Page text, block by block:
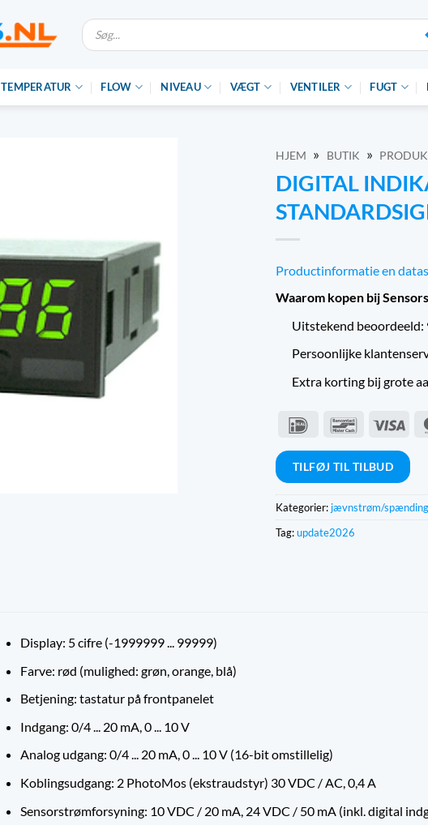
Søgning
efter
produkter
TEMPERATUR FLOW NIVEAU VÆGT VENTILER FUGT
HJEM » BUTIK »
DIGITAL
Productinformatie en
Waarom kopen bij
Uitstekend beoordeeld:
Persoonlijke
Extra korting bij grote
IDeal Bancontact
TILFØJ TIL TILBUD
Kategorier: jævnstrøm/spænding
Tag:update2026
Display: 5 cifre (-1999999 ... 99999)
Farve: rød (mulighed: grøn, orange, blå)
Betjening: tastatur på frontpanelet
Indgang: 0/4 ... 20 mA, 0 ... 10 V
Analog udgang: 0/4 ... 20 mA, 0 ... 10 V (16-bit omstillelig)
Koblingsudgang: 2 PhotoMos (ekstraudstyr) 30 VDC / AC, 0,4 A
Sensorstrømforsyning: 10 VDC / 20 mA, 24 VDC / 50 mA (inkl. digital